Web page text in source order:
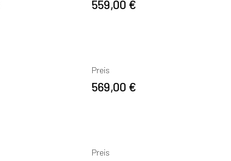
559,00 €
Preis
569,00 €
Preis